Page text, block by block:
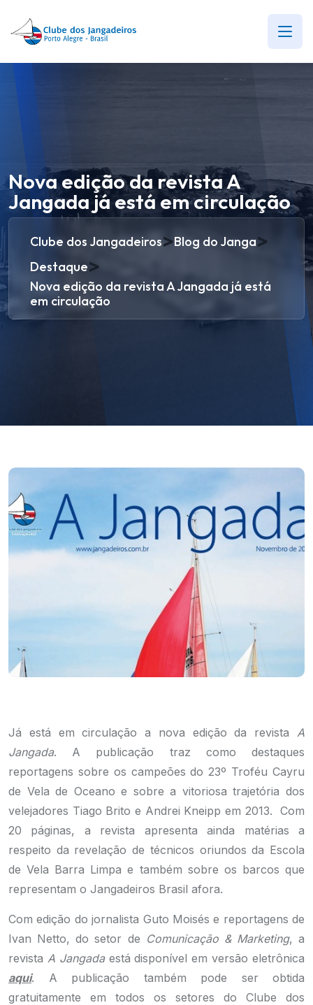
Nova edição da revista A
Jangada já está em circulação
Clube dos Jangadeiros>Blog do Janga>
Destaque>
Nova edição da revista A Jangada já está
em circulação
Já está em circulação a nova edição da revista A
Jangada. A publicação traz como destaques
reportagens sobre os campeões do 23º Troféu Cayru
de Vela de Oceano e sobre a vitoriosa trajetória dos
velejadores Tiago Brito e Andrei Kneipp em 2013. Com
20 páginas, a revista apresenta ainda matérias a
respeito da revelação de técnicos oriundos da Escola
de Vela Barra Limpa e também sobre os barcos que
representam o Jangadeiros Brasil afora.
Com edição do jornalista Guto Moisés e reportagens de
Ivan Netto, do setor de Comunicação & Marketing, a
revista A Jangadaestá disponível em versão eletrônica
aqui. A publicação também pode ser obtida
gratuitamente em todos os setores do Clube dos